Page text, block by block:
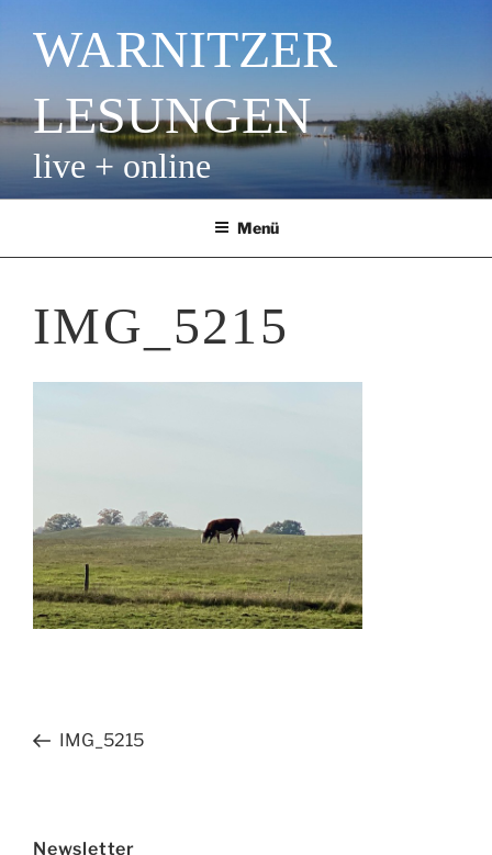
Inhalt
springenWARNITZER
LESUNGEN
live + online
Menü
IMG_5215
Beitragsnavigation
Vorheriger
IMG_5215
Newsletter